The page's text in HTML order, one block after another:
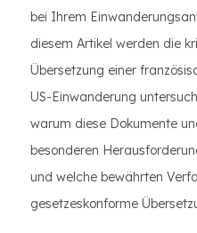
bei Ihrem
diesem Artikel werden die
Übersetzung einer
US-Einwanderung
warum diese Dokumente
besonderen
und welche bewährten
gesetzeskonforme